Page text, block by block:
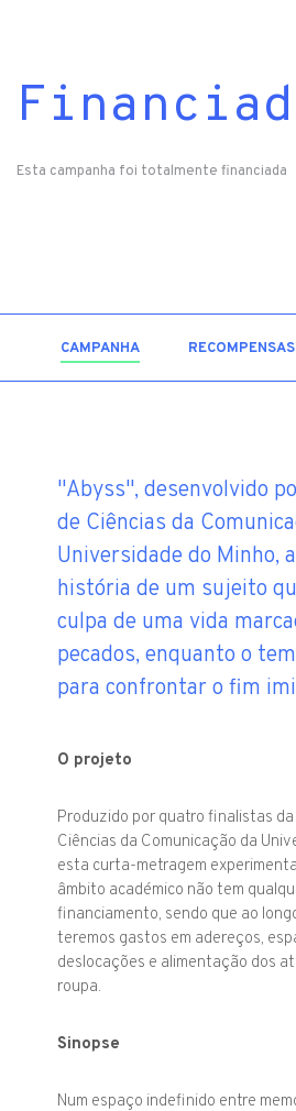
Esta campanha foi totalmente financiada
CAMPANHA RECOMPENSAS
"Abyss", desenvolvido
de Ciências da
Universidade do Minho,
história de um sujeito
culpa de uma vida
pecados, enquanto o
para confrontar o fim
O projeto
Produzido por quatro finalistas
Ciências da Comunicação da
esta curta-metragem
âmbito académico não tem
financiamento, sendo que ao
teremos gastos em adereços,
deslocações e alimentação dos
roupa.
Sinopse
Num espaço indefinido entre